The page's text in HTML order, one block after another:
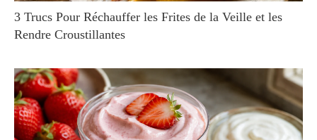
3 Trucs Pour Réchauffer les Frites de la Veille et les
Rendre Croustillantes